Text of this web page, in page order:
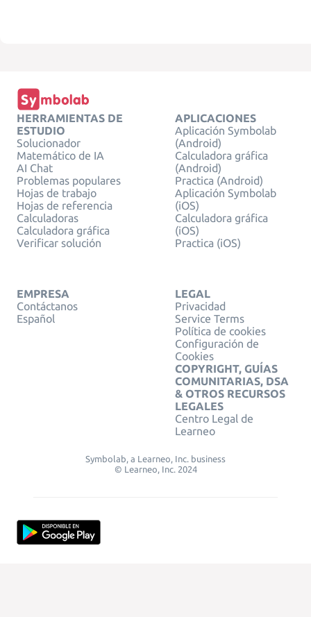
HERRAMIENTAS DE
ESTUDIO
Solucionador
Matemático de IA
AI Chat
Problemas populares
Hojas de trabajo
Hojas de referencia
Calculadoras
Calculadora gráfica
Verificar solución
APLICACIONES
Aplicación Symbolab
(Android)
Calculadora gráfica
(Android)
Practica (Android)
Aplicación Symbolab
(iOS)
Calculadora gráfica
(iOS)
Practica (iOS)
EMPRESA
Contáctanos
Español
LEGAL
Privacidad
Service Terms
Política de cookies
Configuración de
Cookies
COPYRIGHT, GUÍAS
COMUNITARIAS, DSA
& OTROS RECURSOS
LEGALES
Centro Legal de
Learneo
Symbolab, a Learneo, Inc. business
© Learneo, Inc. 2024